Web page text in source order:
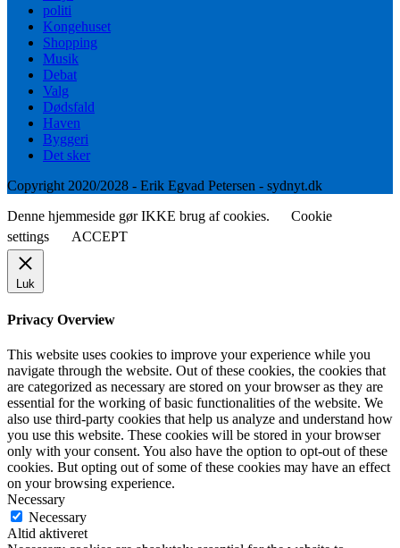
politi
Kongehuset
Shopping
Musik
Debat
Valg
Dødsfald
Haven
Byggeri
Det sker
Copyright 2020/2028 - Erik Egvad Petersen - sydnyt.dk
Denne hjemmeside gør IKKE brug af cookies.
Cookie
settings
ACCEPT
Luk
Privacy Overview
This website uses cookies to improve your experience while you
navigate through the website. Out of these cookies, the cookies that
are categorized as necessary are stored on your browser as they are
essential for the working of basic functionalities of the website. We
also use third-party cookies that help us analyze and understand how
you use this website. These cookies will be stored in your browser
only with your consent. You also have the option to opt-out of these
cookies. But opting out of some of these cookies may have an effect
on your browsing experience.
Necessary
Necessary
Altid aktiveret